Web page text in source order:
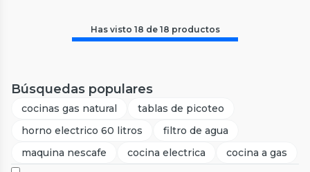
Has visto 18 de 18 productos
Búsquedas populares
cocinas gas natural
tablas de picoteo
horno electrico 60 litros
filtro de agua
maquina nescafe
cocina electrica cocina a gas